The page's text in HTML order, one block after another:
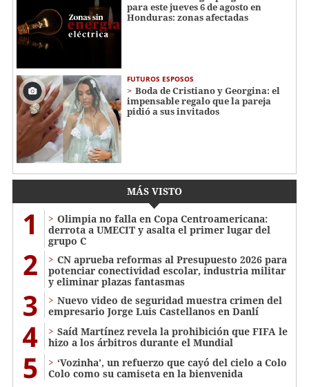
para este jueves 6 de agosto en
Honduras: zonas afectadas
FUTUROS ESPOSOS
Boda de Cristiano y Georgina: el
impensable regalo que la pareja
pidió a sus invitados
MÁS VISTO
1
Olimpia no falla en Copa Centroamericana:
derrota a UMECIT y asalta el primer lugar del
grupo C
2
CN aprueba reformas al Presupuesto 2026 para
potenciar conectividad escolar, industria militar
y eliminar plazas fantasmas
3
Nuevo video de seguridad muestra crimen del
empresario Jorge Luis Castellanos en Danlí
4
Saíd Martínez revela la prohibición que FIFA le
hizo a los árbitros durante el Mundial
5
‘Vozinha’, un refuerzo que cayó del cielo a Colo
Colo como su camiseta en la bienvenida